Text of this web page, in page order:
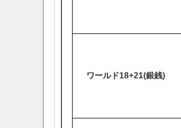
ワールド18+21(銀銭)